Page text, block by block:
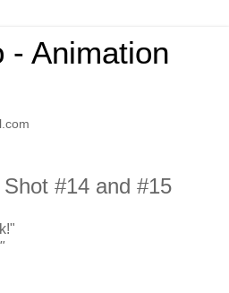
- Animation
#14 and #15